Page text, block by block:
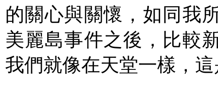
的關心與關懷，如同我
美麗島事件之後，比較
我們就像在天堂一樣，